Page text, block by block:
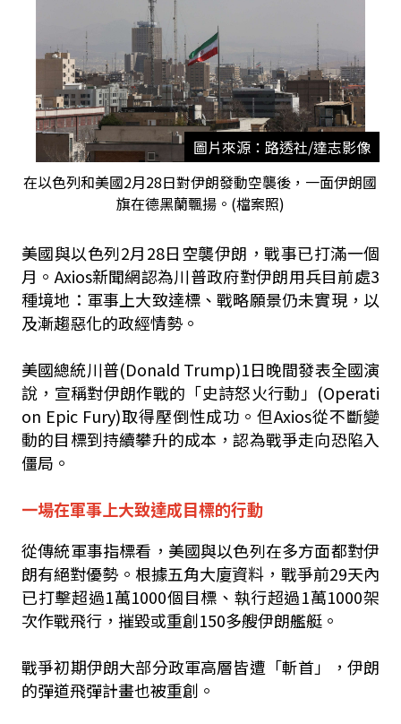
圖片來源：路透社/達志影像
在以色列和美國2月28日對伊朗發動空襲後，一面伊朗國
旗在德黑蘭飄揚。(檔案照)
美國與以色列2月28日空襲伊朗，戰事已打滿一個
月。Axios新聞網認為川普政府對伊朗用兵目前處3
種境地：軍事上大致達標、戰略願景仍未實現，以
及漸趨惡化的政經情勢。
美國總統川普(Donald Trump)1日晚間發表全國演
說，宣稱對伊朗作戰的「史詩怒火行動」(Operati
on Epic Fury)取得壓倒性成功。但Axios從不斷變
動的目標到持續攀升的成本，認為戰爭走向恐陷入
僵局。
一場在軍事上大致達成目標的行動
從傳統軍事指標看，美國與以色列在多方面都對伊
朗有絕對優勢。根據五角大廈資料，戰爭前29天內
已打擊超過1萬1000個目標、執行超過1萬1000架
次作戰飛行，摧毀或重創150多艘伊朗艦艇。
戰爭初期伊朗大部分政軍高層皆遭「斬首」，伊朗
的彈道飛彈計畫也被重創。